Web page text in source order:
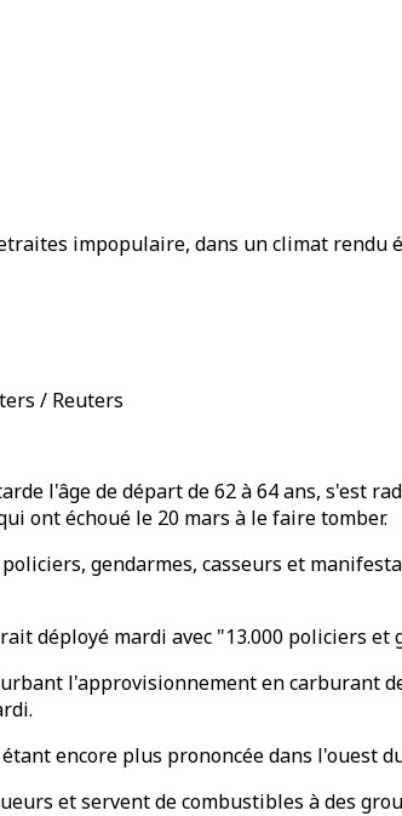
impopulaire, dans un climat rendu
/ Reuters
l'âge de départ de 62 à 64 ans, s'est
ont échoué le 20 mars à le faire tomber.
gendarmes, casseurs et
mardi avec "13.000 policiers et
l'approvisionnement en carburant
encore plus prononcée dans l'ouest
et servent de combustibles à des